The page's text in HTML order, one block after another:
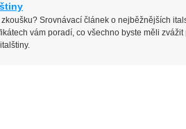
zkoušku? Srovnávací článek o nejběžnějších
vám poradí, co všechno byste měli zvážit